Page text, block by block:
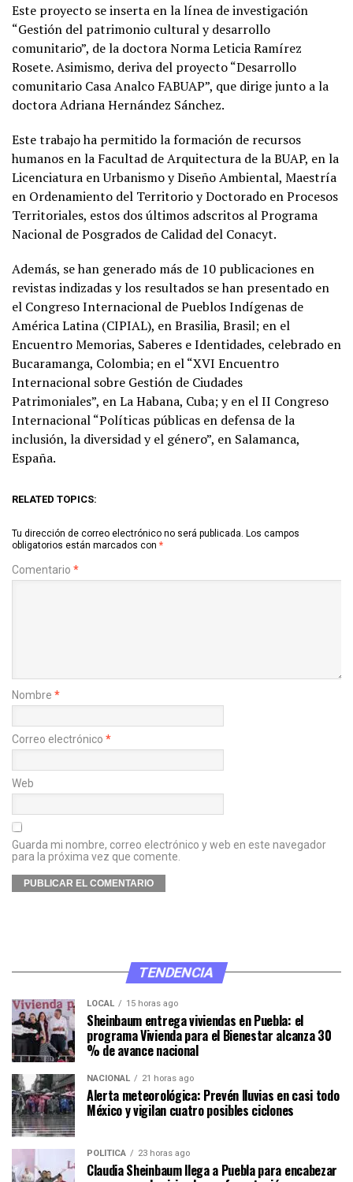
Este proyecto se inserta en la línea de investigación
“Gestión del patrimonio cultural y desarrollo
comunitario”, de la doctora Norma Leticia Ramírez
Rosete. Asimismo, deriva del proyecto “Desarrollo
comunitario Casa Analco FABUAP”, que dirige junto a la
doctora Adriana Hernández Sánchez.
Este trabajo ha permitido la formación de recursos
humanos en la Facultad de Arquitectura de la BUAP, en la
Licenciatura en Urbanismo y Diseño Ambiental, Maestría
en Ordenamiento del Territorio y Doctorado en Procesos
Territoriales, estos dos últimos adscritos al Programa
Nacional de Posgrados de Calidad del Conacyt.
Además, se han generado más de 10 publicaciones en
revistas indizadas y los resultados se han presentado en
el Congreso Internacional de Pueblos Indígenas de
América Latina (CIPIAL), en Brasilia, Brasil; en el
Encuentro Memorias, Saberes e Identidades, celebrado en
Bucaramanga, Colombia; en el “XVI Encuentro
Internacional sobre Gestión de Ciudades
Patrimoniales”, en La Habana, Cuba; y en el II Congreso
Internacional “Políticas públicas en defensa de la
inclusión, la diversidad y el género”, en Salamanca,
España.
RELATED TOPICS:
Tu dirección de correo electrónico no será publicada. Los campos
obligatorios están marcados con *
Comentario *
Nombre *
Correo electrónico *
Web
Guarda mi nombre, correo electrónico y web en este navegador
para la próxima vez que comente.
TENDENCIA
LOCAL 15 horas ago
Sheinbaum entrega viviendas en Puebla: el
programa Vivienda para el Bienestar alcanza 30
% de avance nacional
NACIONAL 21 horas ago
Alerta meteorológica: Prevén lluvias en casi todo
México y vigilan cuatro posibles ciclones
POLÍTICA 23 horas ago
Claudia Sheinbaum llega a Puebla para encabezar